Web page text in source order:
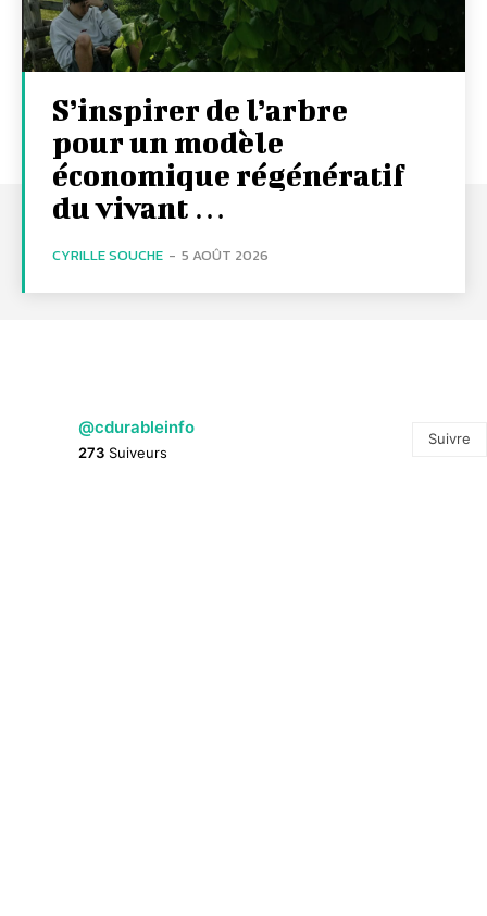
S’inspirer de l’arbre
pour un modèle
économique régénératif
du vivant …
CYRILLE SOUCHE - 5 AOÛT 2026
@cdurableinfo
273 Suiveurs
Suivre